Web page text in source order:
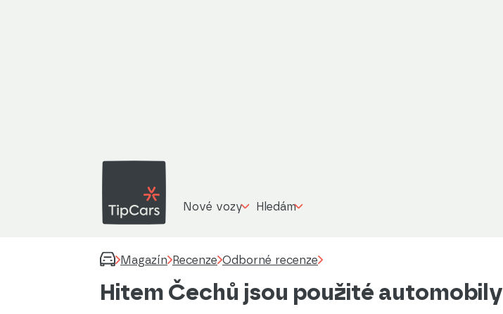
Nové vozy Hledám
Magazín Recenze Odborné recenze
Hitem Čechů jsou použité automobily